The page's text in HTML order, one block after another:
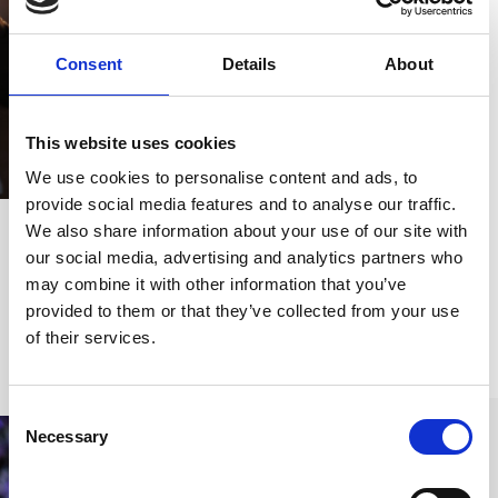
Consent Details About
This website uses cookies
We use cookies to personalise content and ads, to
provide social media features and to analyse our traffic.
We also share information about your use of our site with
our social media, advertising and analytics partners who
may combine it with other information that you’ve
provided to them or that they’ve collected from your use
of their services.
Consent
Selection
Necessary
Grund zunehmend
internationale
Aufmerksamkeit auf
sich. Seine Geheimnisse
der Zutaten und den
traditionellen Rezepten,
die über Generationen
hinweg weitergegeben
wurden.